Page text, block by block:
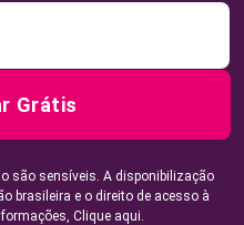
Grátis
são sensíveis. A disponibilização
brasileira e o direito de acesso à
Clique aqui.